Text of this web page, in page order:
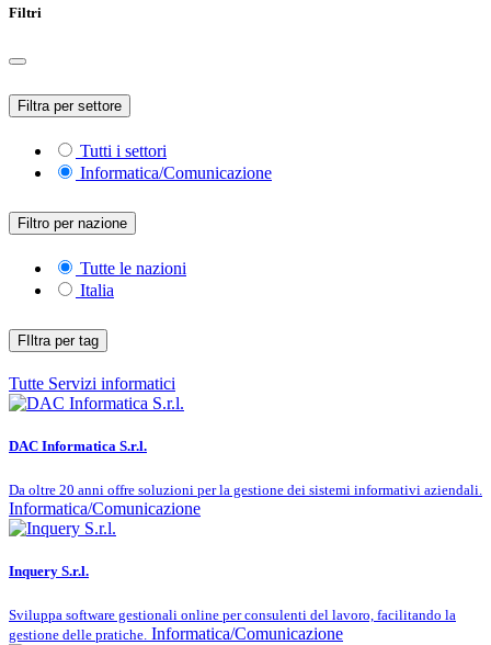
Filtri
Filtra per settore
Tutti i settori
Informatica/Comunicazione
Filtro per nazione
Tutte le nazioni
Italia
FIltra per tag
Tutte Servizi informatici
DAC Informatica S.r.l.
Da oltre 20 anni offre soluzioni per la gestione dei sistemi informativi aziendali.
Informatica/Comunicazione
Inquery S.r.l.
Sviluppa software gestionali online per consulenti del lavoro, facilitando la
gestione delle pratiche. Informatica/Comunicazione